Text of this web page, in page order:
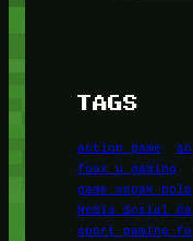
TAGS
action game
foox u gaming
game sepak bola
Media Sosial
sport gaming